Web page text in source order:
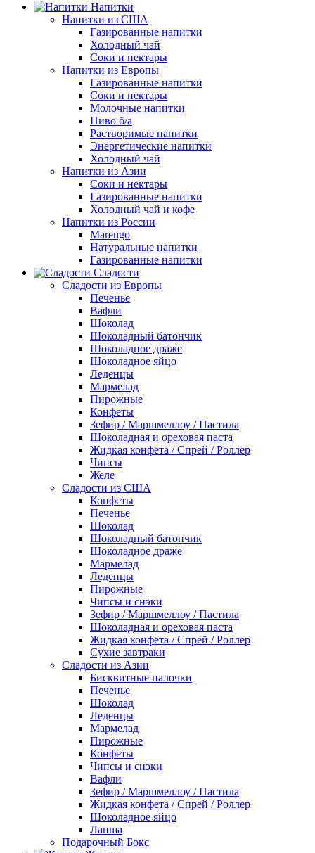
Напитки
Напитки из США
Газированные напитки
Холодный чай
Соки и нектары
Напитки из Европы
Газированные напитки
Соки и нектары
Молочные напитки
Пиво б/а
Растворимые напитки
Энергетические напитки
Холодный чай
Напитки из Азии
Соки и нектары
Газированные напитки
Холодный чай и кофе
Напитки из России
Marengo
Натуральные напитки
Газированные напитки
Сладости
Сладости из Европы
Печенье
Вафли
Шоколад
Шоколадный батончик
Шоколадное драже
Шоколадное яйцо
Леденцы
Мармелад
Пирожные
Конфеты
Зефир / Маршмеллоу / Пастила
Шоколадная и ореховая паста
Жидкая конфета / Спрей / Роллер
Чипсы
Желе
Сладости из США
Конфеты
Печенье
Шоколад
Шоколадный батончик
Шоколадное драже
Мармелад
Леденцы
Пирожные
Чипсы и снэки
Зефир / Маршмеллоу / Пастила
Шоколадная и ореховая паста
Жидкая конфета / Спрей / Роллер
Сухие завтраки
Сладости из Азии
Бисквитные палочки
Печенье
Шоколад
Леденцы
Мармелад
Пирожные
Конфеты
Чипсы и снэки
Вафли
Зефир / Маршмеллоу / Пастила
Жидкая конфета / Спрей / Роллер
Шоколадное яйцо
Лапша
Подарочный Бокс